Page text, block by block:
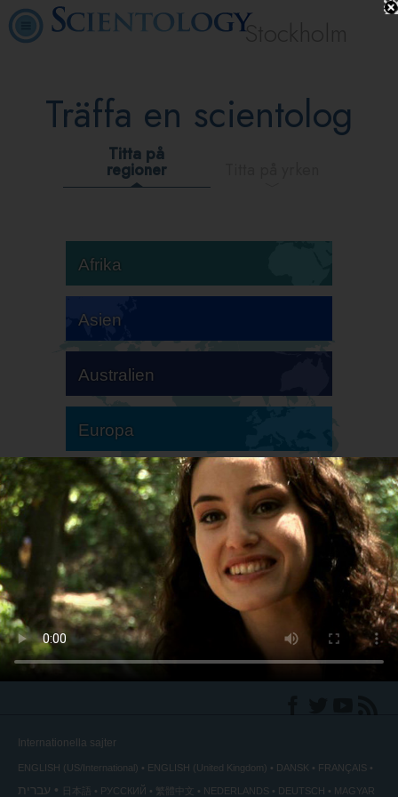
Stockholm
Träffa en scientolog
Titta på
regioner
Afrika
Asien
Australien
Europa
Sydamerika
Nordamerika
Internationella sajter
ENGLISH (US/International) ENGLISH (United Kingdom) DANSK FRANÇAIS
עברית 日本語 РУССКИЙ 繁體中文 NEDERLANDS DEUTSCH MAGYAR